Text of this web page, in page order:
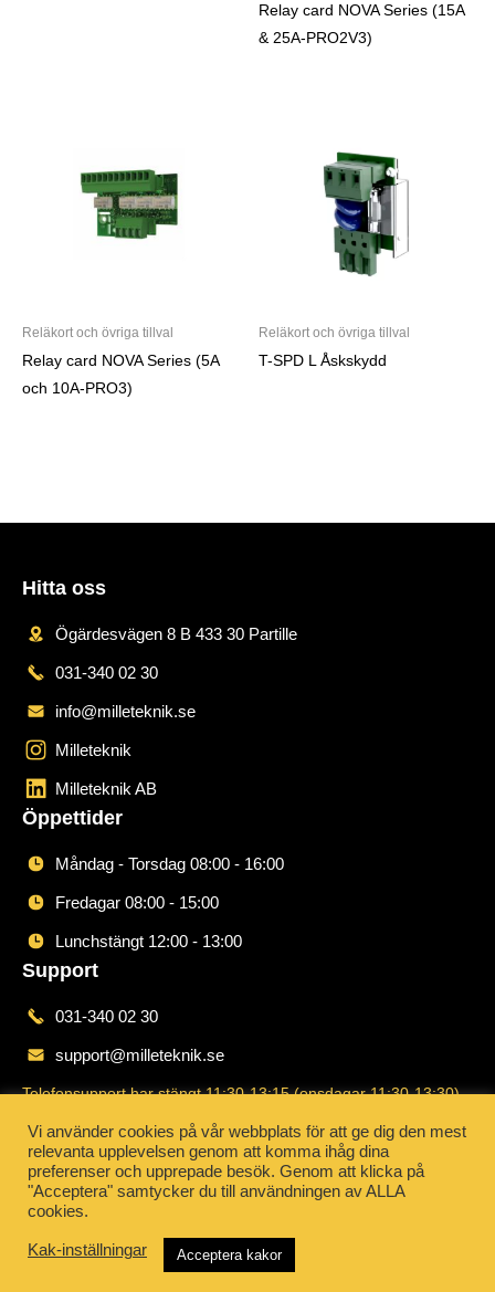
Relay card NOVA Series (15A
& 25A-PRO2V3)
Reläkort och övriga tillval
Relay card NOVA Series (5A
och 10A-PRO3)
Reläkort och övriga tillval
T-SPD L Åskskydd
Hitta oss
Ögärdesvägen 8 B 433 30 Partille
031-340 02 30
info@milleteknik.se
Milleteknik
Milleteknik AB
Öppettider
Måndag - Torsdag 08:00 - 16:00
Fredagar 08:00 - 15:00
Lunchstängt 12:00 - 13:00
Support
031-340 02 30
support@milleteknik.se
Telefonsupport har stängt 11:30-13:15 (onsdagar 11:30-13:30)
Order
031-340 02 30
order@milleteknik.se
© 2026 Milleteknik AB. Alla rättigheter förbehållna.
Vi använder cookies på vår webbplats för att ge dig den mest
relevanta upplevelsen genom att komma ihåg dina
preferenser och upprepade besök. Genom att klicka på
"Acceptera" samtycker du till användningen av ALLA
cookies.
Kak-inställningar Acceptera kakor